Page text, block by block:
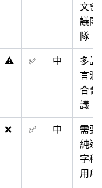
文會
議團
隊
⚠️ ✅ 中
多語
言混
合會
議
❌ ✅ 中
需要
純逐
字稿
用戶